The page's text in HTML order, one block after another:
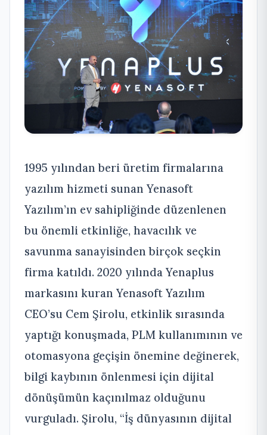
1995 yılından beri üretim firmalarına
yazılım hizmeti sunan Yenasoft
Yazılım’ın ev sahipliğinde düzenlenen
bu önemli etkinliğe, havacılık ve
savunma sanayisinden birçok seçkin
firma katıldı. 2020 yılında Yenaplus
markasını kuran Yenasoft Yazılım
CEO’su Cem Şirolu, etkinlik sırasında
yaptığı konuşmada, PLM kullanımının ve
otomasyona geçişin önemine değinerek,
bilgi kaybının önlenmesi için dijital
dönüşümün kaçınılmaz olduğunu
vurguladı. Şirolu, “İş dünyasının dijital